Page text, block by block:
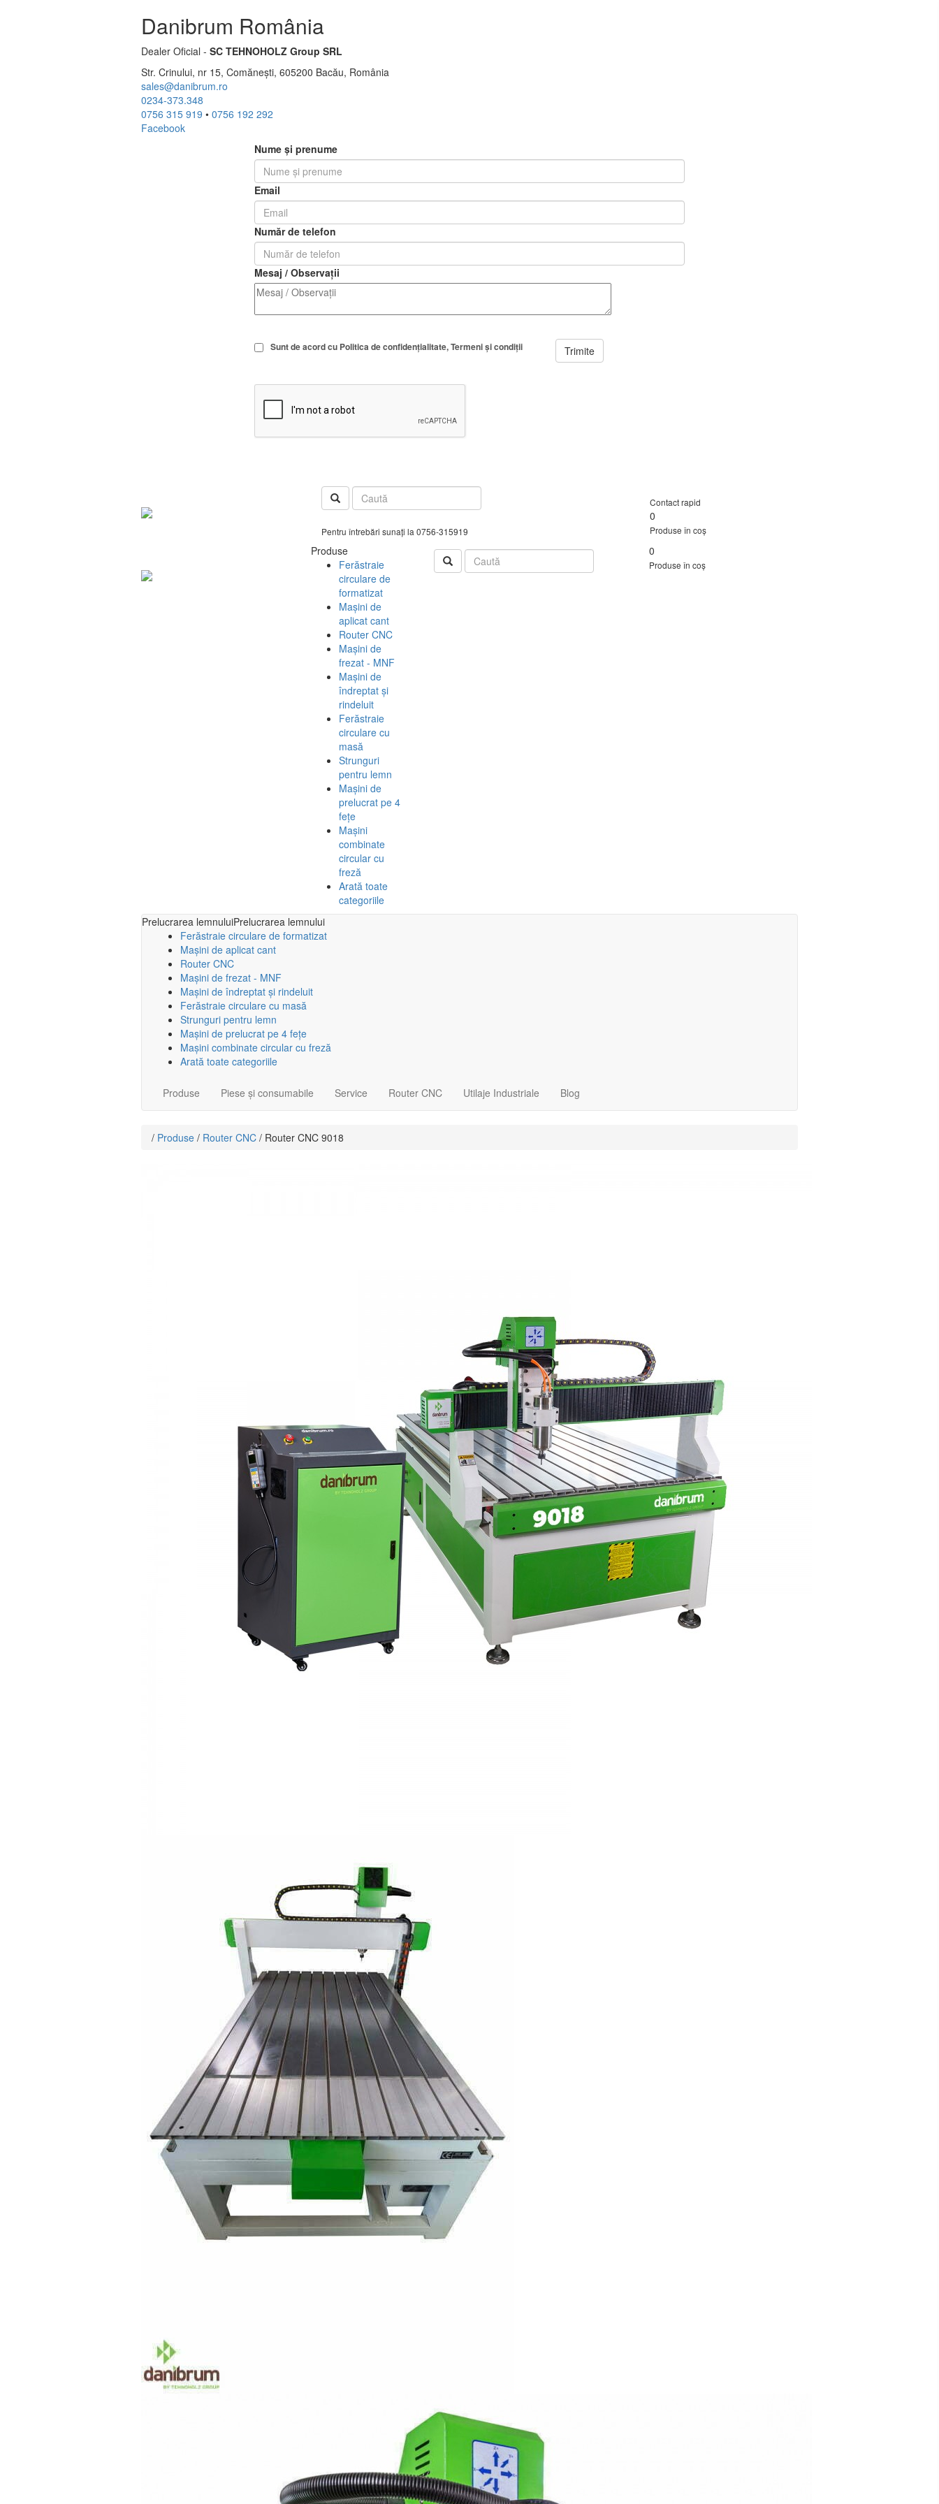
Danibrum România
Dealer Oficial - SC TEHNOHOLZ Group SRL
Str. Crinului, nr 15, Comănești, 605200 Bacău, România
sales@danibrum.ro
0234-373.348
0756 315 919 • 0756 192 292
Facebook
Nume și prenume
Email
Număr de telefon
Mesaj / Observații
Sunt de acord cu Politica de confidenţialitate Termeni şi condiţii Trimite
Pentru întrebări sunați la 0756-315919
Contact rapid
0
Produse în coș
Produse
Ferăstraie
circulare de
formatizat
Mașini de
aplicat cant
Router CNC
Mașini de
frezat - MNF
Mașini de
îndreptat și
rindeluit
Ferăstraie
circulare cu
masă
Strunguri
pentru lemn
Mașini de
prelucrat pe 4
fețe
Mașini
combinate
circular cu
freză
Arată toate
categoriile
0
Produse în coș
Prelucrarea lemnuluiPrelucrarea lemnului
Ferăstraie circulare de formatizat
Mașini de aplicat cant
Router CNC
Mașini de frezat - MNF
Mașini de îndreptat și rindeluit
Ferăstraie circulare cu masă
Strunguri pentru lemn
Mașini de prelucrat pe 4 fețe
Mașini combinate circular cu freză
Arată toate categoriile
Produse Piese și consumabile Service Router CNC Utilaje Industriale Blog
/ Produse / Router CNC / Router CNC 9018